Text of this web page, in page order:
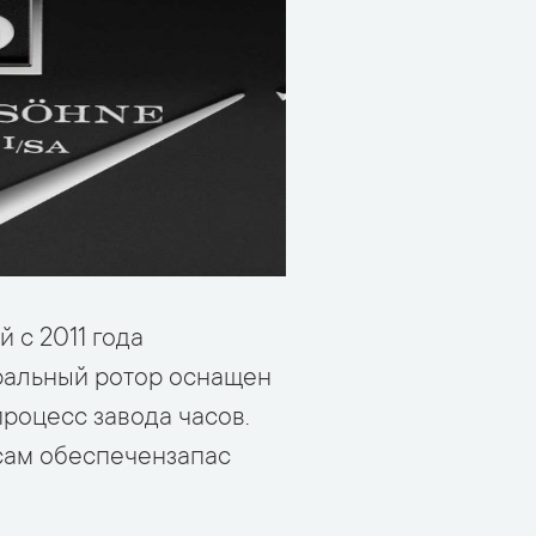
с 2011 года
ротор оснащен
завода часов.
обеспечензапас